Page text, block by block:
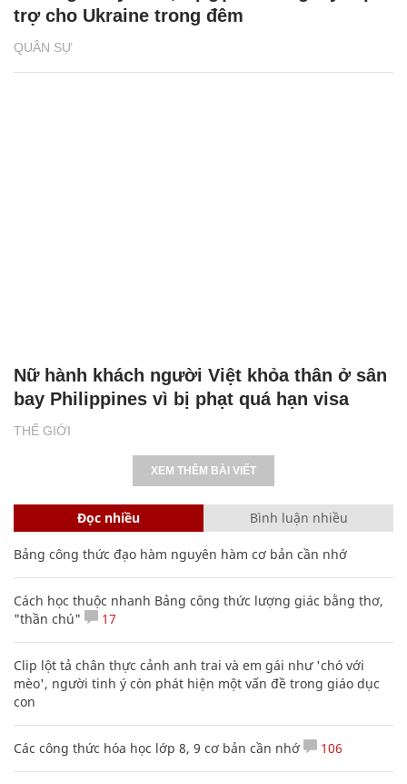
QUÂN SỰ
trợ cho Ukraine trong đêm
THẾ GIỚI
Nữ hành khách người Việt khỏa thân ở sân
bay Philippines vì bị phạt quá hạn visa
XEM THÊM BÀI VIẾT
Đọc nhiều Bình luận nhiều
Bảng công thức đạo hàm nguyên hàm cơ bản cần nhớ
Cách học thuộc nhanh Bảng công thức lượng giác bằng thơ,
"thần chú"
17
Clip lột tả chân thực cảnh anh trai và em gái như 'chó với
mèo', người tinh ý còn phát hiện một vấn đề trong giáo dục
con
Các công thức hóa học lớp 8, 9 cơ bản cần nhớ 106